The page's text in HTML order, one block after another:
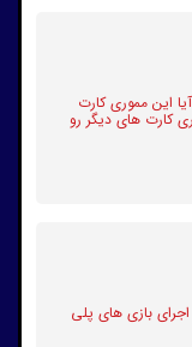
این مموری کارت
کارت های دیگر رو
اجرای بازی های پلی